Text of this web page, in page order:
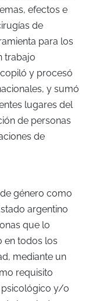
efectos e
de
para los
trabajo
y procesó
y sumó
lugares del
de personas
de
género como
argentino
que lo
en todos los
mediante un
requisito
psicológico y/o